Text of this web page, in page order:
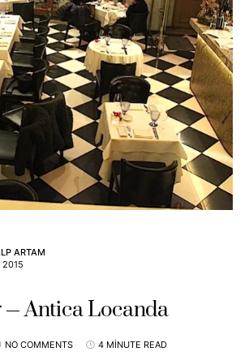
ARTAM
2015
Antica Locanda
NO COMMENTS 4 MINUTE READ